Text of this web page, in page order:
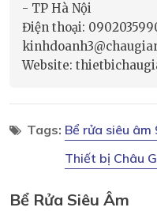
- TP Hà Nội
Điện thoại:
Website:
Tags: Bể rửa siêu
Thiết bị Châu
Bể Rửa Siêu Âm